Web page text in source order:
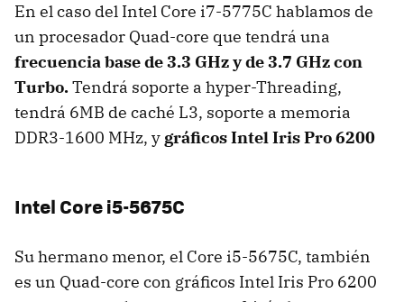
En el caso del Intel Core i7-5775C hablamos de
un procesador Quad-core que tendrá una
frecuencia base de 3.3 GHz y de 3.7 GHz con
Turbo.Tendrá soporte a hyper-Threading,
tendrá 6MB de caché L3, soporte a memoria
DDR3-1600 MHz, y gráficos Intel Iris Pro 6200
Intel Core i5-5675C
Su hermano menor, el Core i5-5675C, también
es un Quad-core con gráficos Intel Iris Pro 6200